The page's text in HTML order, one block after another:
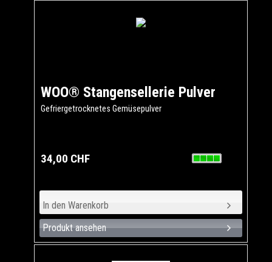
WOO® Stangensellerie Pulver
Gefriergetrocknetes Gemüsepulver
34,00 CHF
Produkt ansehen